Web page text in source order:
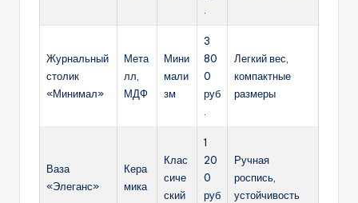
Журнальный
столик
«Минимал»
Мета
лл,
МДФ
Мини
мали
зм
3
80
0
руб
Легкий вес,
компактные
размеры
Ваза
«Элеганс»
Кера
мика
Клас
сиче
ский
1
20
0
руб
Ручная
роспись,
устойчивость